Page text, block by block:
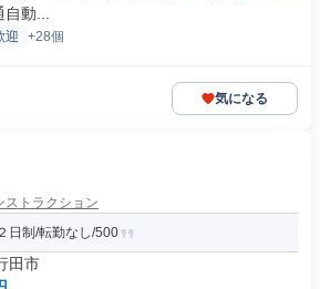
動...
迎 +28個
気になる
ストラクション
日制/転勤なし/500
田市